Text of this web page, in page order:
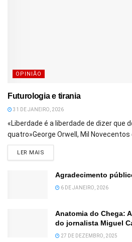
OPINIÃO
Futurologia e tirania
31 DE JANEIRO, 2026
«Liberdade é a liberdade de dizer que
quatro»George Orwell, Mil Novecentos
LER MAIS
Agradecimento
6 DE JANEIRO, 2026
Anatomia do Chega:
do jornalista Miguel
27 DE DEZEMBRO, 2025